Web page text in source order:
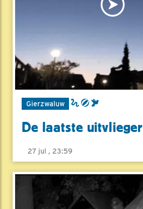
Gierzwaluw
De laatste uitvlieger
27 jul , 23:59